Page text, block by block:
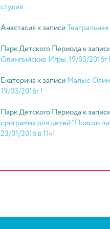
студия
Анастасияк записи
Парк Детского Периода к
Олимпийские Игры, 19/03/2016г !
Екатерина к записиМалые
19/03/2016г !
Парк Детского Периода к
программа для детей “Поиски
23/01/2016 в 11ч!